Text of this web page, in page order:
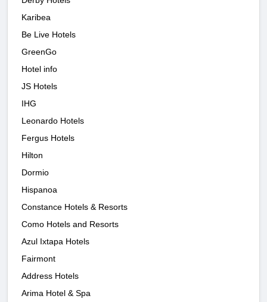
Karibea
Be Live Hotels
GreenGo
Hotel info
JS Hotels
IHG
Leonardo Hotels
Fergus Hotels
Hilton
Dormio
Hispanoa
Constance Hotels & Resorts
Como Hotels and Resorts
Azul Ixtapa Hotels
Fairmont
Address Hotels
Arima Hotel & Spa